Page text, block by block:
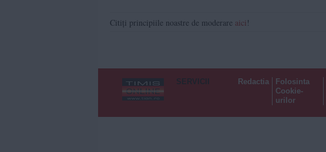
Citiți principiile noastre de moderare aici!
SERVICII Redactia
Folosinta
Cookie-
urilor